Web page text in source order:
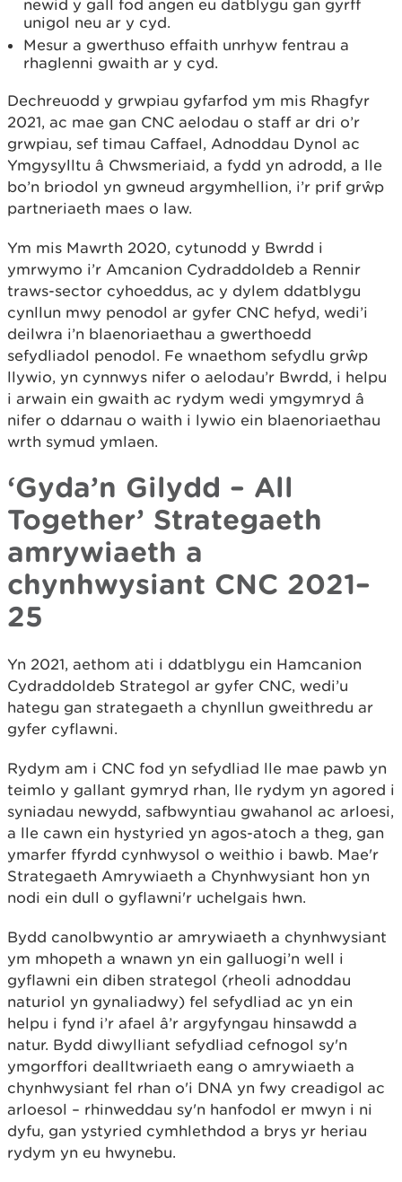
newid y gall fod angen eu datblygu gan gyrff
unigol neu ar y cyd.
Mesur a gwerthuso effaith unrhyw fentrau a
rhaglenni gwaith ar y cyd.
Dechreuodd y grwpiau gyfarfod ym mis Rhagfyr
2021, ac mae gan CNC aelodau o staff ar dri o’r
grwpiau, sef timau Caffael, Adnoddau Dynol ac
Ymgysylltu â Chwsmeriaid, a fydd yn adrodd, a lle
bo’n briodol yn gwneud argymhellion, i’r prif grŵp
partneriaeth maes o law.
Ym mis Mawrth 2020, cytunodd y Bwrdd i
ymrwymo i’r Amcanion Cydraddoldeb a Rennir
traws-sector cyhoeddus, ac y dylem ddatblygu
cynllun mwy penodol ar gyfer CNC hefyd, wedi’i
deilwra i’n blaenoriaethau a gwerthoedd
sefydliadol penodol. Fe wnaethom sefydlu grŵp
llywio, yn cynnwys nifer o aelodau’r Bwrdd, i helpu
i arwain ein gwaith ac rydym wedi ymgymryd â
nifer o ddarnau o waith i lywio ein blaenoriaethau
wrth symud ymlaen.
‘Gyda’n Gilydd – All
Together’ Strategaeth
amrywiaeth a
chynhwysiant CNC 2021–
25
Yn 2021, aethom ati i ddatblygu ein Hamcanion
Cydraddoldeb Strategol ar gyfer CNC, wedi’u
hategu gan strategaeth a chynllun gweithredu ar
gyfer cyflawni.
Rydym am i CNC fod yn sefydliad lle mae pawb yn
teimlo y gallant gymryd rhan, lle rydym yn agored i
syniadau newydd, safbwyntiau gwahanol ac arloesi,
a lle cawn ein hystyried yn agos-atoch a theg, gan
ymarfer ffyrdd cynhwysol o weithio i bawb. Mae'r
Strategaeth Amrywiaeth a Chynhwysiant hon yn
nodi ein dull o gyflawni'r uchelgais hwn.
Bydd canolbwyntio ar amrywiaeth a chynhwysiant
ym mhopeth a wnawn yn ein galluogi’n well i
gyflawni ein diben strategol (rheoli adnoddau
naturiol yn gynaliadwy) fel sefydliad ac yn ein
helpu i fynd i’r afael â’r argyfyngau hinsawdd a
natur. Bydd diwylliant sefydliad cefnogol sy'n
ymgorffori dealltwriaeth eang o amrywiaeth a
chynhwysiant fel rhan o'i DNA yn fwy creadigol ac
arloesol – rhinweddau sy'n hanfodol er mwyn i ni
dyfu, gan ystyried cymhlethdod a brys yr heriau
rydym yn eu hwynebu.